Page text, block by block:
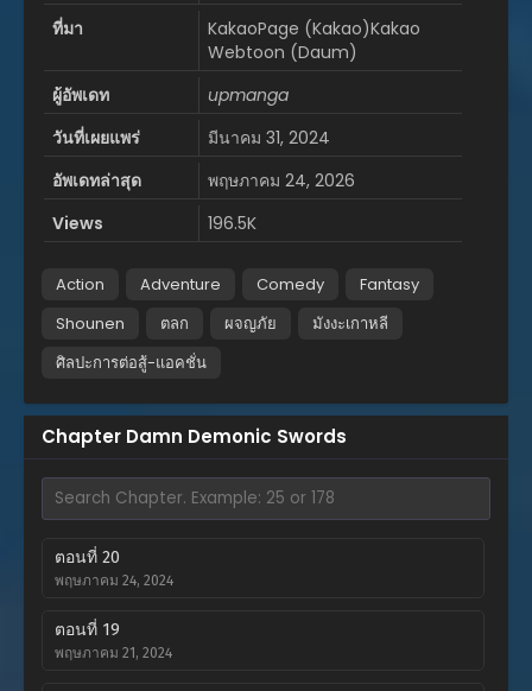
ที่มา
KakaoPage (Kakao)Kakao
Webtoon (Daum)
ผู้อัพเดท
upmanga
วันที่เผยแพร่
มีนาคม 31, 2024
อัพเดทล่าสุด
พฤษภาคม 24, 2026
Views
196.5K
Action Adventure Comedy
Fantasy
Shounen
ตลก ผจญภัย
มังงะเกาหลี
ศิลปะการต่อสู้-แอคชั่น
Chapter Damn Demonic Swords
ตอนที่ 20
พฤษภาคม 24, 2024
ตอนที่ 19
พฤษภาคม 21, 2024